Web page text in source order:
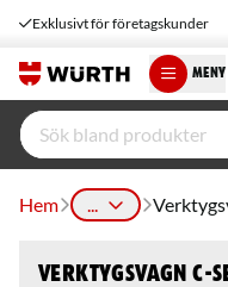
Exklusivt för företagskunder
MENY
Hem ...
Verktygsvagn C-